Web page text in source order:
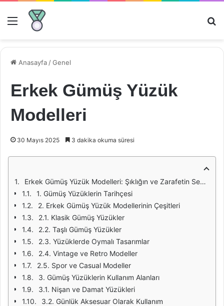
Menü
Anasayfa /Genel
Erkek Gümüş Yüzük
Modelleri
30 Mayıs 2025 3 dakika okuma süresi
Erkek Gümüş Yüzük Modelleri: Şıklığın ve Zarafetin Sembolü
1. Gümüş Yüzüklerin Tarihçesi
2. Erkek Gümüş Yüzük Modellerinin Çeşitleri
2.1. Klasik Gümüş Yüzükler
2.2. Taşlı Gümüş Yüzükler
2.3. Yüzüklerde Oymalı Tasarımlar
2.4. Vintage ve Retro Modeller
2.5. Spor ve Casual Modeller
3. Gümüş Yüzüklerin Kullanım Alanları
3.1. Nişan ve Damat Yüzükleri
3.2. Günlük Aksesuar Olarak Kullanım